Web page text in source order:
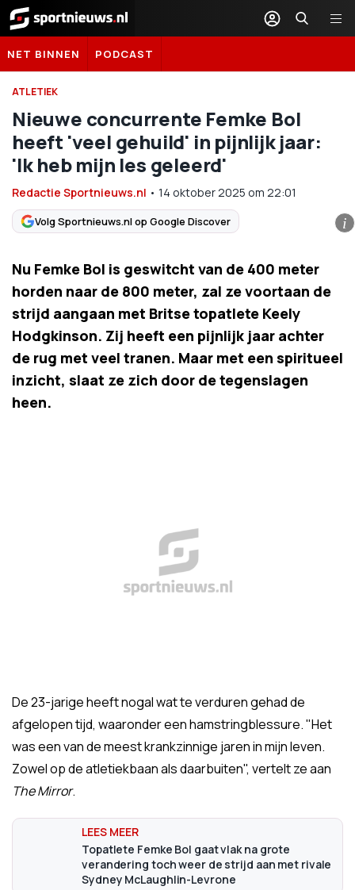
Sportnieuws.nl
NET BINNEN PODCAST
ATLETIEK
Nieuwe concurrente Femke Bol
heeft 'veel gehuild' in pijnlijk jaar:
'Ik heb mijn les geleerd'
Redactie Sportnieuws.nl • 14 oktober 2025 om 22:01
Volg Sportnieuws.nl op Google Discover i
Nu Femke Bol is geswitcht van de 400 meter
horden naar de 800 meter, zal ze voortaan de
strijd aangaan met Britse topatlete Keely
Hodgkinson. Zij heeft een pijnlijk jaar achter
de rug met veel tranen. Maar met een spiritueel
inzicht, slaat ze zich door de tegenslagen
heen.
De 23-jarige heeft nogal wat te verduren gehad de
afgelopen tijd, waaronder een hamstringblessure. "Het
was een van de meest krankzinnige jaren in mijn leven.
Zowel op de atletiekbaan als daarbuiten", vertelt ze aan
The Mirror.
Topatlete Femke Bol gaat vlak na grote
verandering toch weer de strijd aan met rivale
Sydney McLaughlin-Levrone